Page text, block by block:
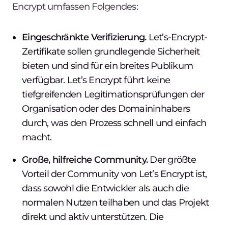
Encrypt umfassen Folgendes:
Eingeschränkte Verifizierung.Let’s-Encrypt-
Zertifikate sollen grundlegende Sicherheit
bieten und sind für ein breites Publikum
verfügbar. Let’s Encrypt führt keine
tiefgreifenden Legitimationsprüfungen der
Organisation oder des Domaininhabers
durch, was den Prozess schnell und einfach
macht.
Große, hilfreiche Community.Der größte
Vorteil der Community von Let’s Encrypt ist,
dass sowohl die Entwickler als auch die
normalen Nutzen teilhaben und das Projekt
direkt und aktiv unterstützen. Die